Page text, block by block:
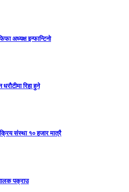
अध्यक्ष इन्फान्टिनो
रिहा हुने
संस्था १० हजार मात्रै
पक्राउ